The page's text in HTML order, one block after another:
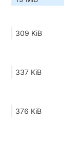
309 KiB
337 KiB
376 KiB